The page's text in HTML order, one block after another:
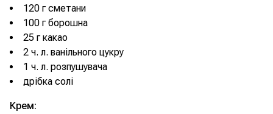
120 г сметани
100 г борошна
25 г какао
2 ч. л. ванільного цукру
1 ч. л. розпушувача
дрібка солі
Крем: